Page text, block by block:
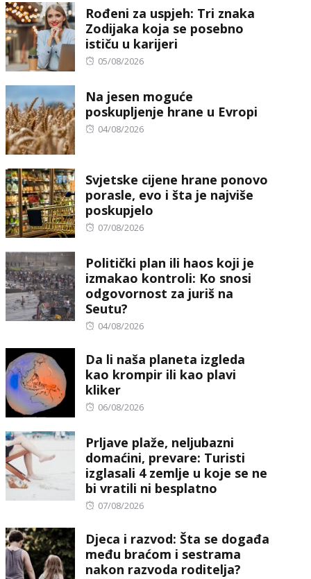
Rođeni za uspjeh: Tri znaka
Zodijaka koja se posebno
ističu u karijeri
Posted
05/08/2026
Na jesen moguće
poskupljenje hrane u Evropi
Posted
04/08/2026
Svjetske cijene hrane ponovo
porasle, evo i šta je najviše
poskupjelo
Posted
07/08/2026
Politički plan ili haos koji je
izmakao kontroli: Ko snosi
odgovornost za juriš na
Seutu?
Posted
04/08/2026
Da li naša planeta izgleda
kao krompir ili kao plavi
kliker
Posted
06/08/2026
Prljave plaže, neljubazni
domaćini, prevare: Turisti
izglasali 4 zemlje u koje se ne
bi vratili ni besplatno
Posted
07/08/2026
Djeca i razvod: Šta se događa
među braćom i sestrama
nakon razvoda roditelja?